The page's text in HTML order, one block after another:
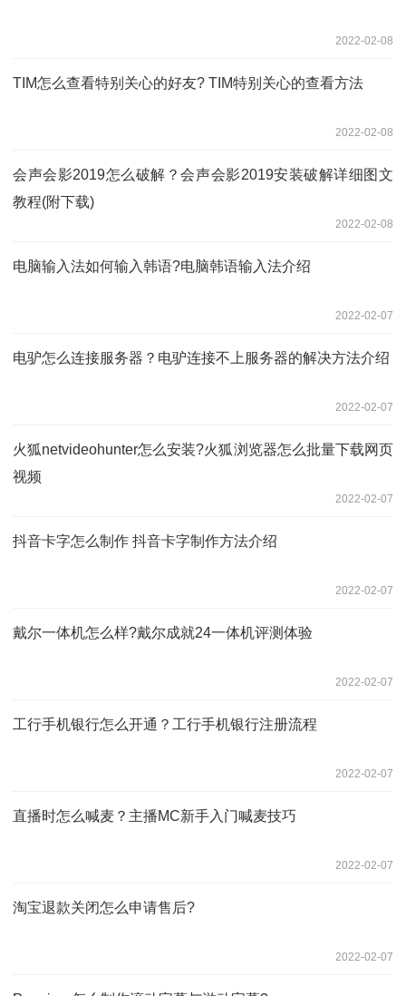
2022-02-08
TIM怎么查看特别关心的好友? TIM特别关心的查看方法
2022-02-08
会声会影2019怎么破解？会声会影2019安装破解详细图文
教程(附下载)
2022-02-08
电脑输入法如何输入韩语?电脑韩语输入法介绍
2022-02-07
电驴怎么连接服务器？电驴连接不上服务器的解决方法介绍
2022-02-07
火狐netvideohunter怎么安装?火狐浏览器怎么批量下载网页
视频
2022-02-07
抖音卡字怎么制作 抖音卡字制作方法介绍
2022-02-07
戴尔一体机怎么样?戴尔成就24一体机评测体验
2022-02-07
工行手机银行怎么开通？工行手机银行注册流程
2022-02-07
直播时怎么喊麦？主播MC新手入门喊麦技巧
2022-02-07
淘宝退款关闭怎么申请售后?
2022-02-07